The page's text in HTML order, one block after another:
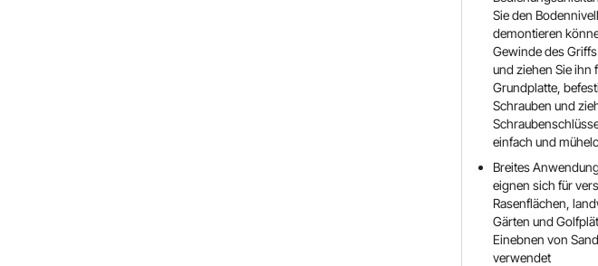
Sie den
demontieren
Gewinde des
und ziehen Sie ihn
Grundplatte,
Schrauben und
einfach und
Breites
eignen sich für
Rasenflächen,
Gärten und
Einebnen von
verwendet